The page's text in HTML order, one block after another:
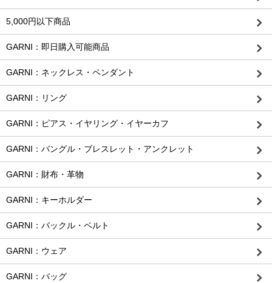
5,000円以下商品
GARNI：即日購入可能商品
GARNI：ネックレス・ペンダント
GARNI：リング
GARNI：ピアス・イヤリング・イヤーカフ
GARNI：バングル・ブレスレット・アンクレット
GARNI：財布・革物
GARNI：キーホルダー
GARNI：バックル・ベルト
GARNI：ウェア
GARNI：バッグ